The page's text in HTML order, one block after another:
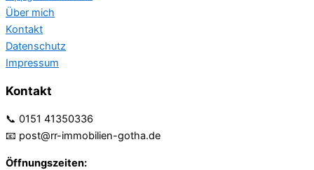
Über mich
Kontakt
Datenschutz
Impressum
Kontakt
📞 0151 41350336
📧 post@rr-immobilien-gotha.de
Öffnungszeiten: